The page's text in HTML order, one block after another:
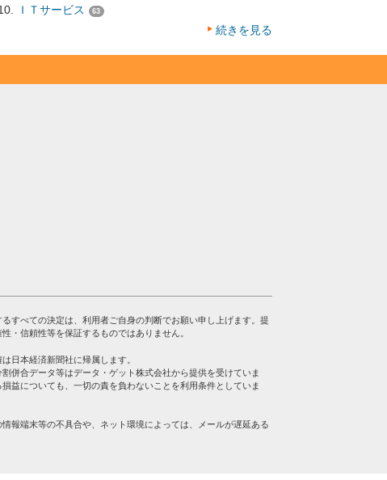
ＩＴサービス 63
続きを見る
すべての決定は、利用者ご自身の判断でお願い申し上げます。提
・信頼性等を保証するものではありません。
日本経済新聞社に帰属します。
併合データ等はデータ・ゲット株式会社から提供を受けていま
益についても、一切の責を負わないことを利用条件としていま
報端末等の不具合や、ネット環境によっては、メールが遅延ある